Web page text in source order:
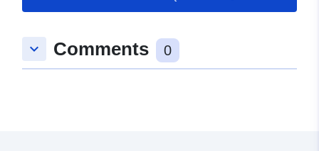
keyboard_arrow_down Comments 0